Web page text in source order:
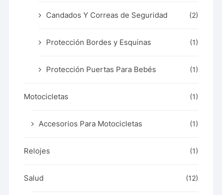
Candados Y Correas de Seguridad (2)
Protección Bordes y Esquinas (1)
Protección Puertas Para Bebés (1)
Motocicletas (1)
Accesorios Para Motocicletas (1)
Relojes (1)
Salud (12)